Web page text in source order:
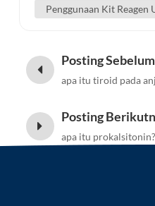
Penggunaan Kit
Posting
apa itu tiroid pada
Posting
apa itu prokalsitonin?